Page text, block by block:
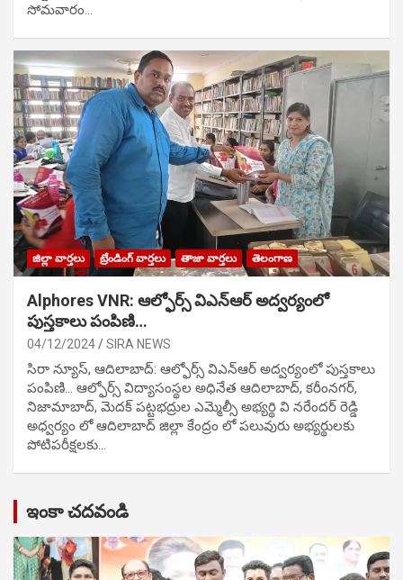
సోమవారం…
జిల్లా వార్తలు ట్రేండింగ్ వార్తలు తాజా వార్తలు తెలంగాణ
Alphores VNR: ఆల్ఫోర్స్ విఎన్ఆర్ అద్వర్యంలో
పుస్తకాలు పంపిణి…
04/12/2024 SIRA NEWS
సిరా న్యూస్, ఆదిలాబాద్: ఆల్ఫోర్స్ విఎన్ఆర్ అద్వర్యంలో పుస్తకాలు
పంపిణి… ఆల్ఫోర్స్ విద్యాసంస్థల అధినేత ఆదిలాబాద్, కరీంనగర్,
నిజామాబాద్, మెదక్ పట్టభద్రుల ఎమ్మెల్సీ అభ్యర్థి వి నరేందర్ రెడ్డి
అధ్వర్యం లో ఆదిలాబాద్ జిల్లా కేంద్రం లో పలువురు అభ్యర్థులకు
పోటిప‌రీక్ష‌ల‌కు…
ఇంకా చదవండి